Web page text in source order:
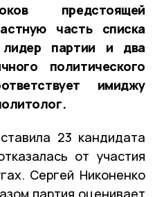
предстоящей
часть списка
лидер партии и два
политического
имиджу
23 кандидата
от участия
Сергей Никоненко
партия оценивает